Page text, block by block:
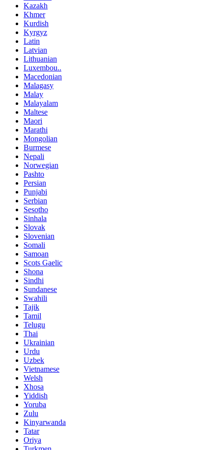
Kazakh
Khmer
Kurdish
Kyrgyz
Latin
Latvian
Lithuanian
Luxembou..
Macedonian
Malagasy
Malay
Malayalam
Maltese
Maori
Marathi
Mongolian
Burmese
Nepali
Norwegian
Pashto
Persian
Punjabi
Serbian
Sesotho
Sinhala
Slovak
Slovenian
Somali
Samoan
Scots Gaelic
Shona
Sindhi
Sundanese
Swahili
Tajik
Tamil
Telugu
Thai
Ukrainian
Urdu
Uzbek
Vietnamese
Welsh
Xhosa
Yiddish
Yoruba
Zulu
Kinyarwanda
Tatar
Oriya